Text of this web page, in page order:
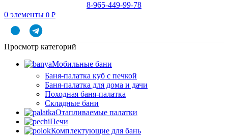
8-965-449-99-78
0 элементы 0 ₽
Просмотр категорий
Мобильные бани
Баня-палатка куб с печкой
Баня-палатка для дома и дачи
Походная баня-палатка
Складные бани
Отапливаемые палатки
Печи
Комплектующие для бань